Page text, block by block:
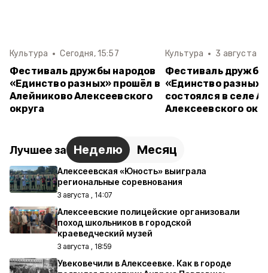
Культура Сегодня, 15:57
Фестиваль дружбы народов
«Единство разных» прошёл в
Алейниково Алексеевского
округа
Культура 3 августа ,
Фестиваль дружбы
«Единство разных»
состоялся в селе
Алексеевского
Лучшее за Неделю Месяц
Алексеевская «Юность» выиграла
региональные соревнования
3 августа , 14:07
Алексеевские полицейские организовали
поход школьников в городской
краеведческий музей
3 августа , 18:59
Увековечили в Алексеевке. Как в городе